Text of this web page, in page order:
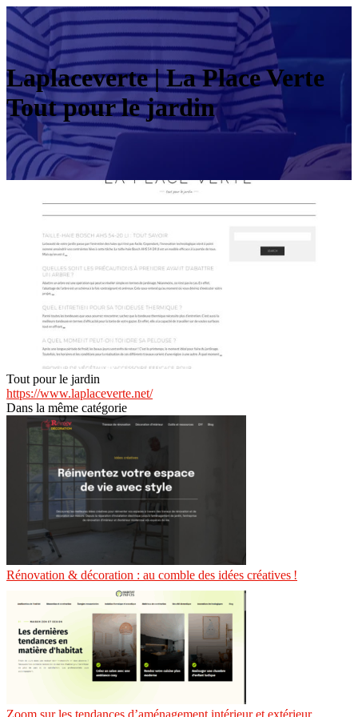
Lap­lace­ver­te | La Place Verte
Tout pour le jardin
Tout pour le jardin
https://www.laplaceverte.net/
Dans la même catégorie
Rénovation & décoration : au comble des idées créatives !
Zoom sur les tendances d’aménagement intérieur et extérieur